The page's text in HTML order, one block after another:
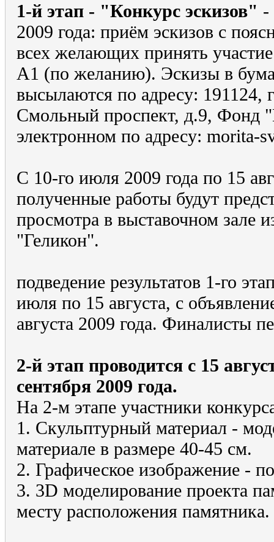
1-й этап - "Конкурс эскизов" -
2009 года: приём эскизов с
всех желающих принять
А1 (по желанию). Эскизы в
высылаются по адресу: 191124,
Смольный проспект, д.9, Фонд
электронном по адресу: morita-
С 10-го июля 2009 года по 15
полученные работы будут
просмотра в выставочном зале
"Геликон".
подведение результатов 1-го
июля по 15 августа, с
августа 2009 года. Финалисты
2-й этап проводится с 15
сентября 2009 года.
На 2-м этапе участники
1. Скульптурный материал -
материале в размере 40-45 см.
2. Графическое изображение -
3. 3D моделирование проекта
месту расположения памятника.